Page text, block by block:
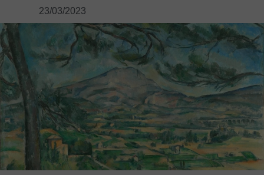
23/03/2023